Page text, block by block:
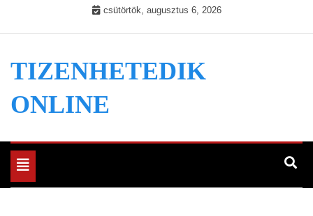
csütörtök, augusztus 6, 2026
TIZENHETEDIK
ONLINE
Toggle
navigation